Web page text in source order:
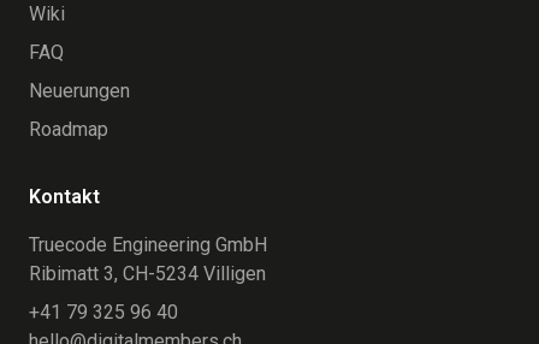
Wiki
FAQ
Neuerungen
Roadmap
Kontakt
Truecode Engineering GmbH
Ribimatt 3, CH-5234 Villigen
+41 79 325 96 40